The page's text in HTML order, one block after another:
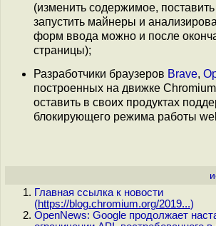
(изменить содержимое,
запустить майнеры и
форм ввода можно и после
страницы);
Разработчики браузеров Brave,
построенных на движке
оставить в своих продуктах
блокирующего режима работы
Главная ссылка к новости
(https://blog.chromium.org/2019...)
OpenNews: Google продолжает